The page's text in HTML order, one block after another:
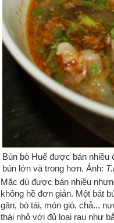
Bún bò Huế được bán
bún lớn và trong hơn. Ảnh:
Mặc dù được bán nhiều
không hề đơn giản. Một bát
gân, bò tái, món giò, chả...
thái nhỏ với đủ loại rau như